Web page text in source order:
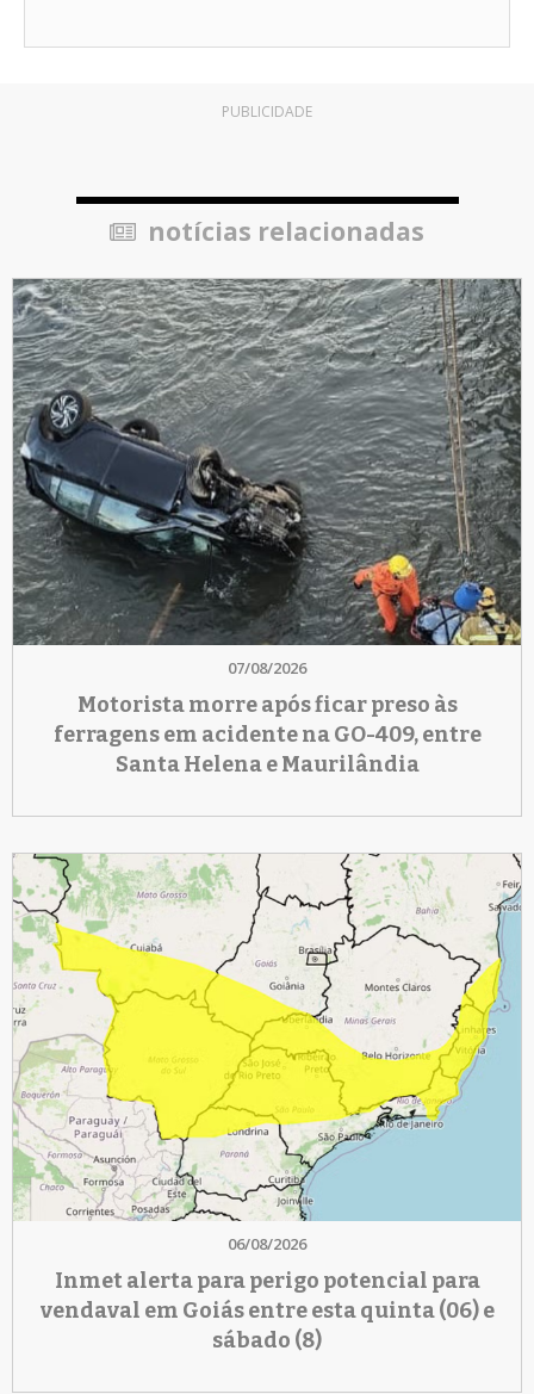
PUBLICIDADE
notícias relacionadas
07/08/2026
Motorista morre após ficar preso às
ferragens em acidente na GO-409, entre
Santa Helena e Maurilândia
06/08/2026
Inmet alerta para perigo potencial para
vendaval em Goiás entre esta quinta (06) e
sábado (8)